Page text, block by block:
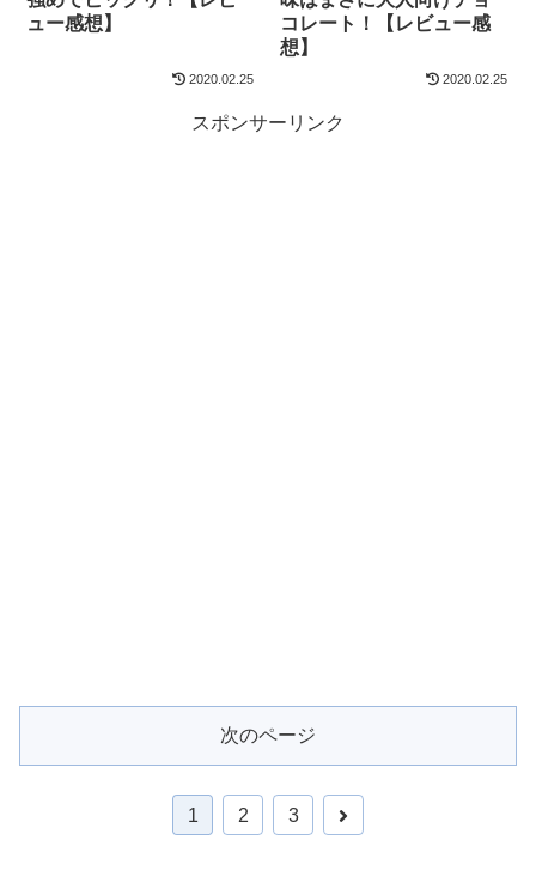
ュー感想】
2020.02.25
コレート！【レビュー感
想】
2020.02.25
スポンサーリンク
次のページ
1 2 3
次